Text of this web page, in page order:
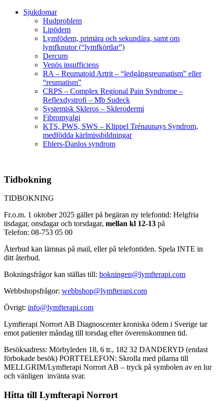
Sjukdomar
Hudproblem
Lipödem
Lymfödem, primära och sekundära, samt om
lymfknutor (“lymfkörtlar”)
Dercum
Venös insufficiens
RA – Reumatoid Artrit – “ledgångsreumatism” eller
“reumatism”
CRPS – Complex Regional Pain Syndrome –
Reflexdystrofi – Mb Sudeck
Systemisk Skleros – Sklerodermi
Fibromyalgi
KTS, PWS, SWS – Klippel Trénaunays Syndrom,
medfödda kärlmissbildningar
Ehlers-Danlos syndrom
Tidbokning
TIDBOKNING
Fr.o.m. 1 oktober 2025 gäller på begäran ny telefontid: Helgfria
tisdagar, onsdagar och torsdagar, mellan kl 12-13 på
Telefon: 08-753 05 00
Återbud kan lämnas på mail, eller på telefontiden. Spela INTE in
ditt återbud.
Bokningsfrågor kan ställas till: bokningen@lymfterapi.com
Webbshopsfrågor: webbshop@lymfterapi.com
Övrigt: info@lymfterapi.com
Lymfterapi Norrort AB Diagnoscenter kroniska ödem i Sverige tar
emot patienter måndag till torsdag efter överenskommen tid.
Besöksadress: Mörbyleden 18, 6 tr., 182 32 DANDERYD (endast
förbokade besök) PORTTELEFON: Skrolla med pilarna till
MELLGRIM/Lymfterapi Norrort AB – tryck på symbolen av en lur
och vänligen invänta svar.
Hitta till Lymfterapi Norrort